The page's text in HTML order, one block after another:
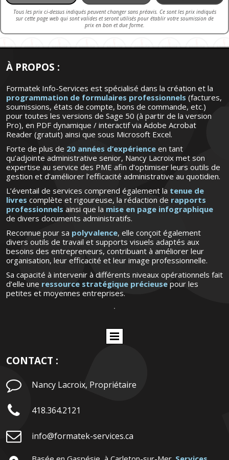
Tous les prix ci-dessus indiqués peuvent changer sans préavis. Ce sont les prix indiqués
sur cette page web qui sont valides et seront utilisés pour établir votre soumission de
prix en bon et due forme.
À PROPOS :
Formatek Info-Services est spécialisé dans la création et la
programmation de formulaires professionnels (factures,
soumissions, états de compte, bons de commande, etc.)
pour toutes les versions de Sage 50 (à partir de la version
Pro), en PDF dynamique / interactif via Adobe Acrobat
Reader (gratuit) ainsi que sous Microsoft Excel.
Forte de plus de 20 années d’expérience en tant
qu’adjointe administrative senior, Nancy Lacroix met son
expertise au service des PME afin d’optimiser leurs outils de
gestion et d’améliorer l’efficacité administrative au quotidien.
L’éventail de services comprend également la tenue de
livres complète et rigoureuse, la rédaction de rapports
professionnels ainsi que la mise en page infographique
de divers documents administratifs.
Reconnue pour sa polyvalence, elle conçoit également
divers outils de travail et supports visuels adaptés aux
besoins des entrepreneurs, contribuant à améliorer leur
organisation, leur efficacité et leur image professionnelle.
Sa capacité à intervenir à différents niveaux opérationnels fait
d’elle une ressource stratégique précieuse pour les
petites et moyennes entreprises.
CONTACT :
 Nancy Lacroix, Propriétaire
 418.364.2121
 info@formatek-services.ca